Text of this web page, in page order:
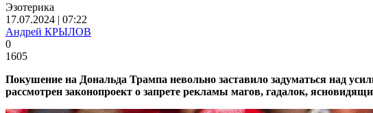
Эзотерика
17.07.2024 | 07:22
Андрей КРЫЛОВ
0
1605
Покушение на Дональда Трампа невольно заставило задуматься над
рассмотрен законопроект о запрете рекламы магов, гадалок,